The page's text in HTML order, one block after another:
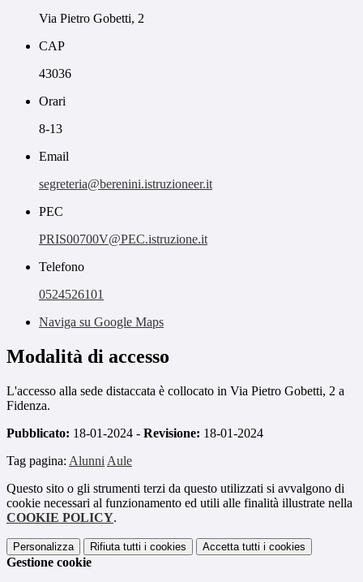
Via Pietro Gobetti, 2
CAP
43036
Orari
8-13
Email
segreteria@berenini.istruzioneer.it
PEC
PRIS00700V@PEC.istruzione.it
Telefono
0524526101
Naviga su Google Maps
Modalità di accesso
L'accesso alla sede distaccata è collocato in Via Pietro Gobetti, 2 a
Fidenza.
Pubblicato: 18-01-2024 - Revisione: 18-01-2024
Tag pagina: Alunni Aule
Questo sito o gli strumenti terzi da questo utilizzati si avvalgono di
cookie necessari al funzionamento ed utili alle finalità illustrate nella
COOKIE POLICY.
Personalizza Rifiuta tutti i cookies Accetta tutti i cookies
Gestione cookie